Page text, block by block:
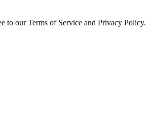
to our Terms of Service and Privacy Policy.